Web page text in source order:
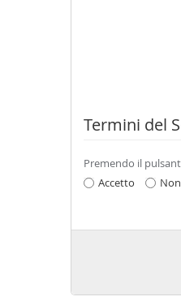
Termini del
Premendo il
Accetto